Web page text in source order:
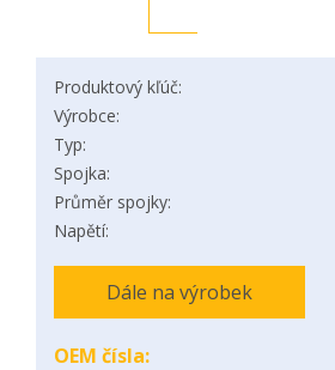
Produktový kľúč:
Výrobce:
Typ:
Spojka:
Průměr spojky:
Napětí:
Dále na výrobek
OEM čísla: